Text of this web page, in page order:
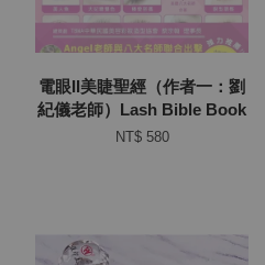
電眼II美睫聖經（作者一：劉
紀儀老師）Lash Bible Book
NT$ 580